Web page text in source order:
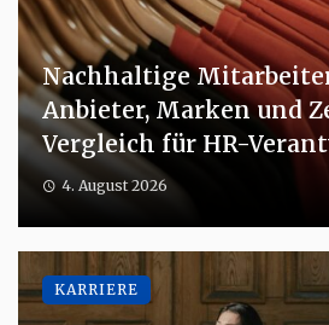
Nachhaltige
Anbieter, Marken und
Vergleich für HR-
4. August 2026
KARRIERE